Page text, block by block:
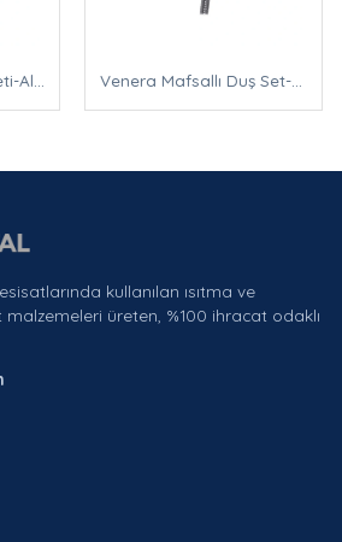
kullanılan ısıtma ve
üreten, %100 ihracat odaklı